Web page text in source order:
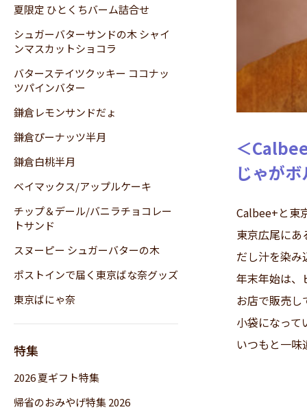
夏限定 ひとくちバーム詰合せ
シュガーバターサンドの木 シャイ
ンマスカットショコラ
バターステイツクッキー ココナッ
ツパインバター
鎌倉レモンサンドだょ
鎌倉ぴーナッツ半月
鎌倉白桃半月
ベイマックス/アップルケーキ
チップ＆デール/バニラチョコレー
トサンド
スヌーピー シュガーバターの木
ポストインで届く東京ばな奈グッズ
東京ばにゃ奈
特集
2026 夏ギフト特集
帰省のおみやげ特集 2026
＜
じゃが
Calbee+と東
東京広尾にあ
だし汁を染み
年末年始は、
お店で販売し
小袋になって
いつもと一